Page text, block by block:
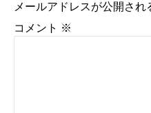
メールアドレスが公開され
コメント ※